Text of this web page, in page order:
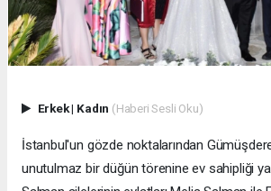
Erkek| Kadın (Haberi Sesli Oku)
İstanbul'un gözde noktalarından
unutulmaz bir düğün törenine ev sahipliği